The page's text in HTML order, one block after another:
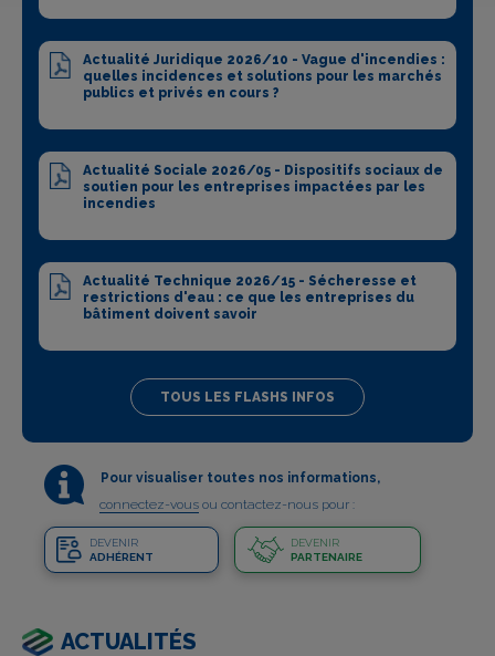
Actualité Juridique 2026/10 - Vague d'incendies :
quelles incidences et solutions pour les marchés
publics et privés en cours ?
Actualité Sociale 2026/05 - Dispositifs sociaux de
soutien pour les entreprises impactées par les
incendies
Actualité Technique 2026/15 - Sécheresse et
restrictions d'eau : ce que les entreprises du
bâtiment doivent savoir
TOUS LES FLASHS INFOS
Pour visualiser toutes nos informations,
connectez-vous ou contactez-nous pour :
DEVENIR
ADHÉRENT
DEVENIR
PARTENAIRE
ACTUALITÉS